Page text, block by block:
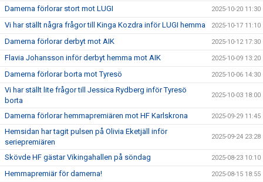
Damerna förlorar stort mot LUGI 2025-10-20 11:30
Vi har ställt några frågor till Kinga Kozdra inför LUGI hemma 2025-10-17 11:10
Damerna förlorar derbyt mot AIK 2025-10-12 17:30
Flavia Johansson inför derbyt hemma mot AIK 2025-10-09 13:20
Damerna förlorar borta mot Tyresö 2025-10-06 14:30
Vi har ställt lite frågor till Jessica Rydberg inför Tyresö
borta
2025-10-03 18:00
Damerna förlorar hemmapremiären mot HF Karlskrona 2025-09-29 11:45
Hemsidan har tagit pulsen på Olivia Eketjäll inför
seriepremiären
2025-09-24 23:28
Skövde HF gästar Vikingahallen på söndag 2025-08-23 10:10
Hemmapremiär för damerna! 2025-08-15 18:55